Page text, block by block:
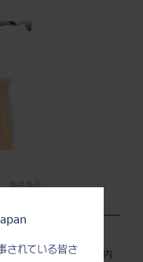
されている皆さ
製品番号:
状になっており、根管内